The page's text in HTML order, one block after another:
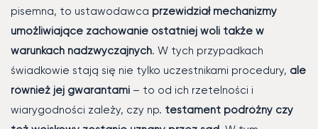
pisemna, to ustawodawca przewidział mechanizmy
umożliwiające zachowanie ostatniej woli także w
warunkach nadzwyczajnych. W tych przypadkach
świadkowie stają się nie tylko uczestnikami procedury, ale
również jej gwarantami – to od ich rzetelności i
wiarygodności zależy, czy np. testament podróżny czy